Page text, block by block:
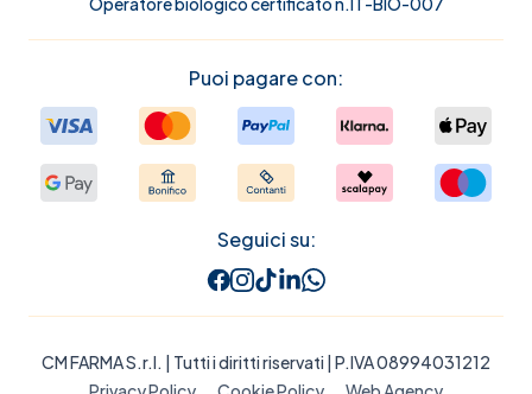
Puoi pagare con:
Seguici su:
CM FARMA S.r.l. | Tutti i diritti riservati | P.IVA 08994031212